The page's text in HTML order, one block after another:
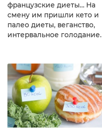
французские диеты… На
смену им пришли кето и
палео диеты, веганство,
интервальное голодание.